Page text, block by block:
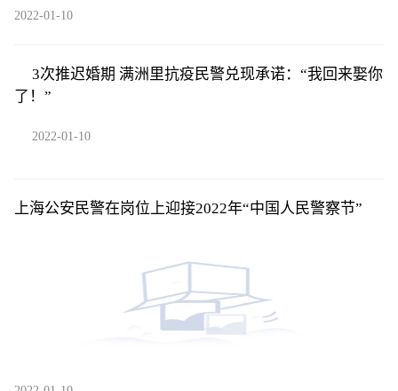
2022-01-10
3次推迟婚期 满洲里抗疫民警兑现承诺：“我回来娶你
了！”
2022-01-10
上海公安民警在岗位上迎接2022年“中国人民警察节”